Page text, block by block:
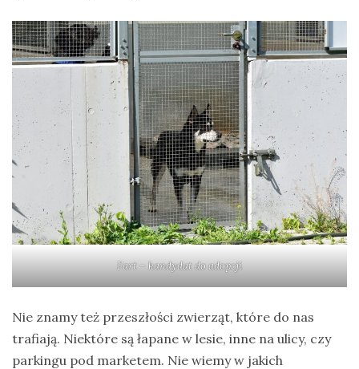
Fart – kandydat do adopcji
Nie znamy też przeszłości zwierząt, które do nas
trafiają. Niektóre są łapane w lesie, inne na ulicy, czy
parkingu pod marketem. Nie wiemy w jakich